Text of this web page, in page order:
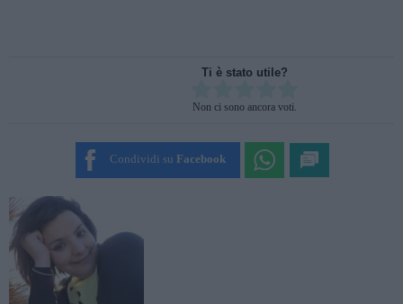
Ti è stato utile?
SUBMIT RATING
Non ci sono ancora voti.
Condividi su Facebook